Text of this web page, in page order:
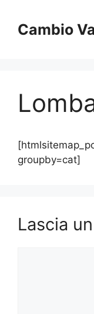
contenuto
Cambio
groupby=cat]
Lascia